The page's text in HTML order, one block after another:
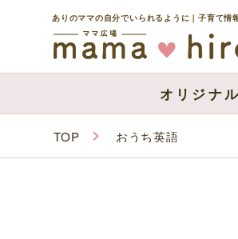
ありのママの自分でいられるように｜子育て情
オリジナ
TOP おうち英語